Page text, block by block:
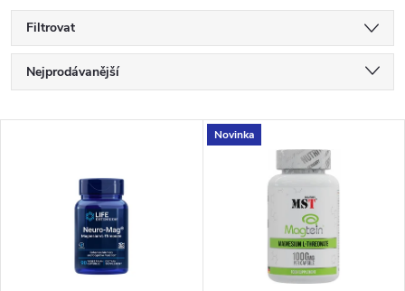
Filtrovat
Ř
a
Nejprodávanější
Abecedně
Novinka